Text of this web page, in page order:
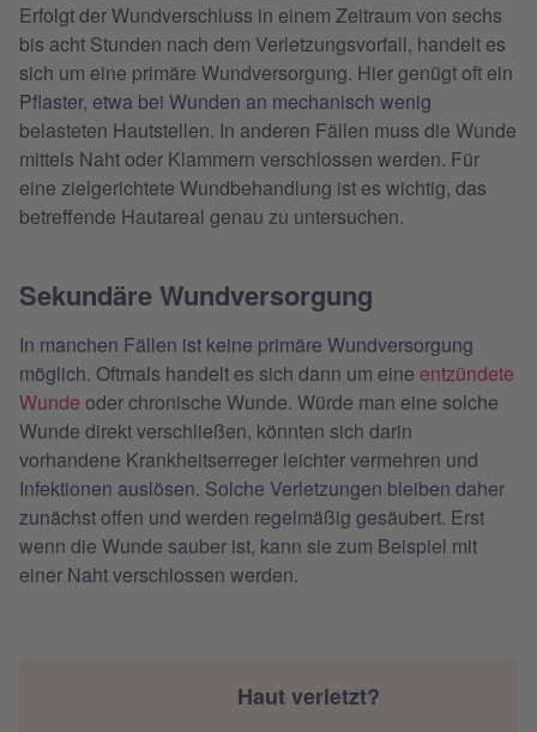
Erfolgt der Wundverschluss in einem Zeitraum von sechs
bis acht Stunden nach dem Verletzungsvorfall, handelt es
sich um eine primäre Wundversorgung. Hier genügt oft ein
Pflaster, etwa bei Wunden an mechanisch wenig
belasteten Hautstellen. In anderen Fällen muss die Wunde
mittels Naht oder Klammern verschlossen werden. Für
eine zielgerichtete Wundbehandlung ist es wichtig, das
betreffende Hautareal genau zu untersuchen.
Sekundäre Wundversorgung
In manchen Fällen ist keine primäre Wundversorgung
möglich. Oftmals handelt es sich dann um eine entzündete
Wunde oder chronische Wunde. Würde man eine solche
Wunde direkt verschließen, könnten sich darin
vorhandene Krankheitserreger leichter vermehren und
Infektionen auslösen. Solche Verletzungen bleiben daher
zunächst offen und werden regelmäßig gesäubert. Erst
wenn die Wunde sauber ist, kann sie zum Beispiel mit
einer Naht verschlossen werden.
Haut verletzt?